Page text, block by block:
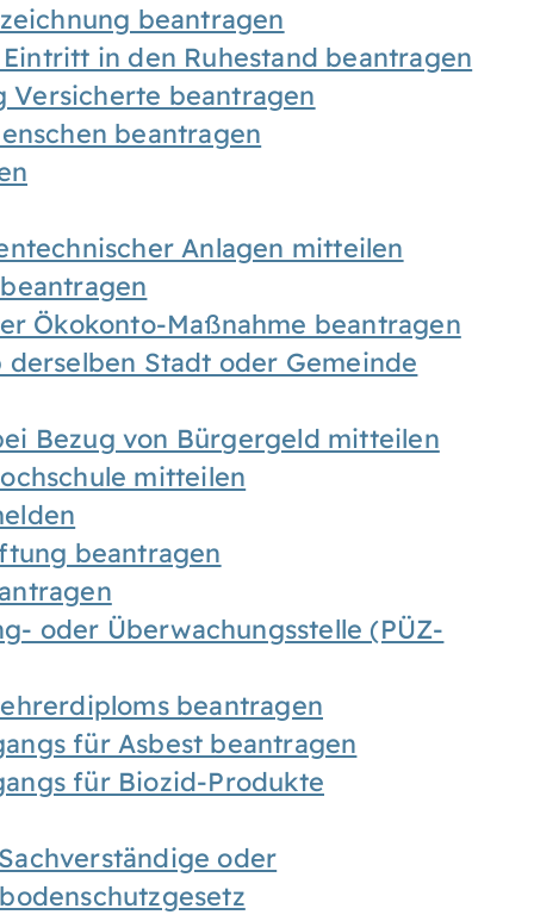
beantragen
in den Ruhestand beantragen
Versicherte beantragen
beantragen
Anlagen mitteilen
Ökokonto-Maßnahme beantragen
Stadt oder Gemeinde
Bezug von Bürgergeld mitteilen
mitteilen
beantragen
oder Überwachungsstelle (PÜZ-
beantragen
für Asbest beantragen
für Biozid-Produkte
oder